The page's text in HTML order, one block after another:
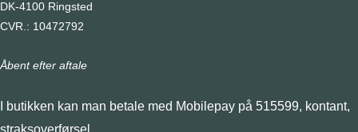
DK-4100 Ringsted
CVR.: 10472792
Åbent efter aftale
I butikken kan man betale med Mobilepay på 515599, kontant,